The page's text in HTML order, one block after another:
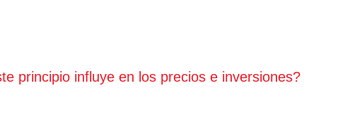
principio influye en los precios e inversiones?